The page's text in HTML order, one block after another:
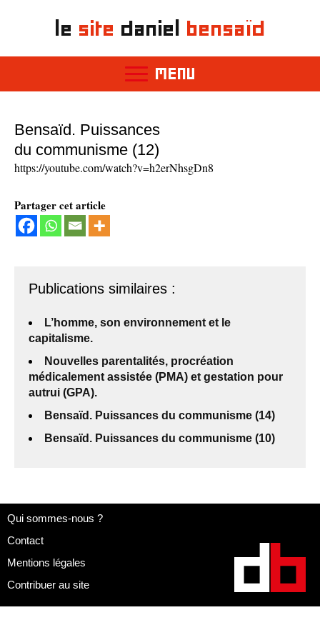
le site daniel bensaïd
MENU
Bensaïd. Puissances
du communisme (12)
https://youtube.com/watch?v=h2erNhsgDn8
Partager cet article
Publications similaires :
L’homme, son environnement et le
capitalisme.
Nouvelles parentalités, procréation
médicalement assistée (PMA) et gestation pour
autrui (GPA).
Bensaïd. Puissances du communisme (14)
Bensaïd. Puissances du communisme (10)
Qui sommes-nous ?
Contact
Mentions légales
Contribuer au site